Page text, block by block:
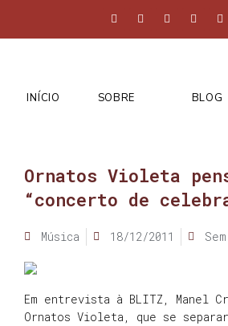
INÍCIO SOBRE BLOG
Ornatos Violeta
“concerto de
Música 18/12/2011
Em entrevista à BLITZ, Manel
Ornatos Violeta, que se